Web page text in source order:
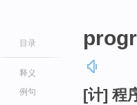
目录
释义
例句
[计] 程